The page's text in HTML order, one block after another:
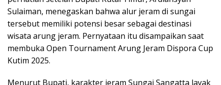
Sulaiman, menegaskan bahwa alur jeram di sungai
tersebut memiliki potensi besar sebagai destinasi
wisata arung jeram. Pernyataan itu disampaikan saat
membuka Open Tournament Arung Jeram Dispora Cup
Kutim 2025.
Menurut Bupati, karakter jeram Sungai Sangatta layak